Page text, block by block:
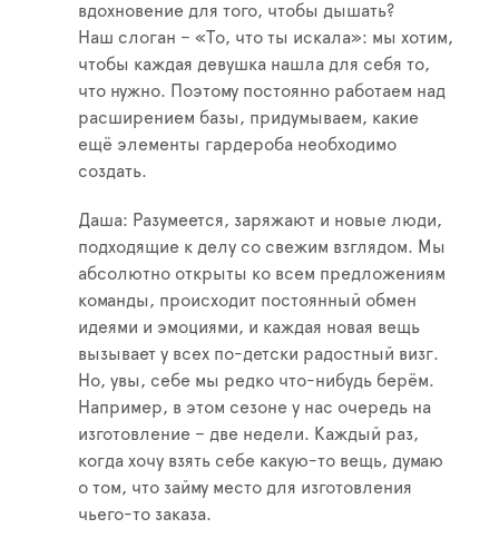
вдохновение для того, чтобы дышать?
Наш слоган – «То, что ты искала»: мы хотим,
чтобы каждая девушка нашла для себя то,
что нужно. Поэтому постоянно работаем над
расширением базы, придумываем, какие
ещё элементы гардероба необходимо
создать.
Даша: Разумеется, заряжают и новые люди,
подходящие к делу со свежим взглядом. Мы
абсолютно открыты ко всем предложениям
команды, происходит постоянный обмен
идеями и эмоциями, и каждая новая вещь
вызывает у всех по-детски радостный визг.
Но, увы, себе мы редко что-нибудь берём.
Например, в этом сезоне у нас очередь на
изготовление – две недели. Каждый раз,
когда хочу взять себе какую-то вещь, думаю
о том, что займу место для изготовления
чьего-то заказа.